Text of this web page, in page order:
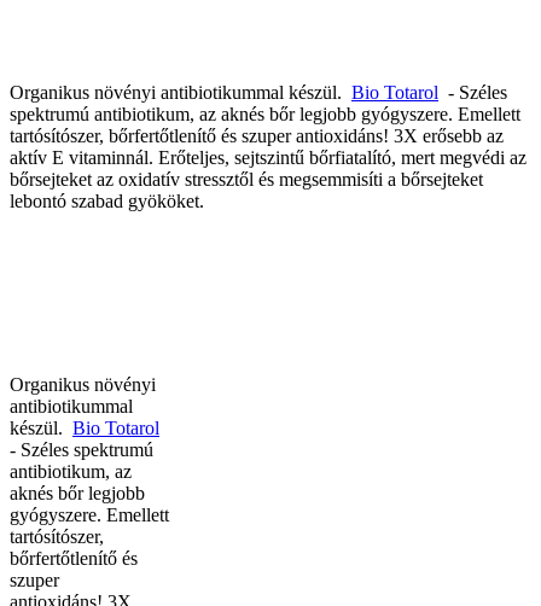
Organikus növényi antibiotikummal készül. Bio Totarol - Széles
spektrumú antibiotikum, az aknés bőr legjobb gyógyszere. Emellett
tartósítószer, bőrfertőtlenítő és szuper antioxidáns! 3X erősebb az
aktív E vitaminnál. Erőteljes, sejtszintű bőrfiatalító, mert megvédi az
bőrsejteket az oxidatív stressztől és megsemmisíti a bőrsejteket
lebontó szabad gyököket.
Organikus növényi
antibiotikummal
készül. Bio Totarol
- Széles spektrumú
antibiotikum, az
aknés bőr legjobb
gyógyszere. Emellett
tartósítószer,
bőrfertőtlenítő és
szuper
antioxidáns! 3X